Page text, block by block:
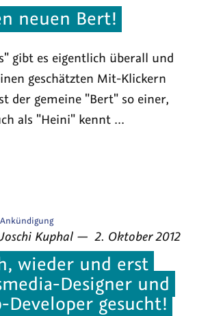
neuen Bert!
gibt es eigentlich überall und
geschätzten Mit-Klickern
der gemeine "Bert" so einer,
als "Heini" kennt ...
wieder und erst
Designer und
Developer gesucht!
Veröffentlicht
als
Ankündigung
von
Joschi Kuphal — am
2. Oktober 2012